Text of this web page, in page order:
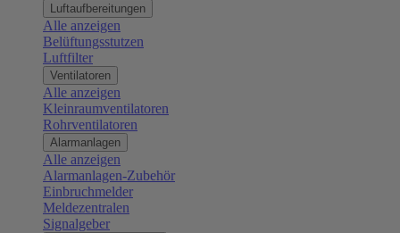
Luftaufbereitungen
Alle anzeigen
Belüftungsstutzen
Luftfilter
Ventilatoren
Alle anzeigen
Kleinraumventilatoren
Rohrventilatoren
Alarmanlagen
Alle anzeigen
Alarmanlagen-Zubehör
Einbruchmelder
Meldezentralen
Signalgeber